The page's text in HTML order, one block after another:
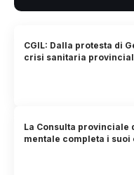
CGIL: Dalla protesta di
crisi sanitaria
La Consulta provinciale
mentale completa i suoi